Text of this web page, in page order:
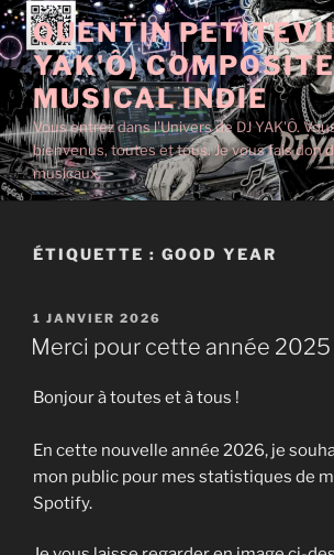
Aller
au
contenu
principal
QUENTIN
YAK'Ô)
MUSICAL INDIE
Vous entrez dans l'Univers de DJ YAK'Ô.
bienvenus, toutes et tous. Je vous fais don
musicaux.
ÉTIQUETTE : GOOD YEAR
PUBLIÉ
LE
1 JANVIER 2026
Merci pour cette année 2025
Bonjour à toutes et à tous !
En cette nouvelle année 2026, je
mon public pour mes statistiques de
Spotify.